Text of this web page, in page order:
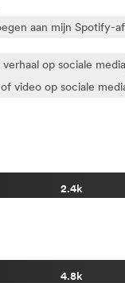
aan mijn Spotify-
op sociale media
video op sociale
2.4k
4.8k